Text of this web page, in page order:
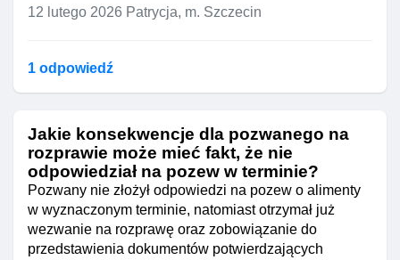
12 lutego 2026 Patrycja, m. Szczecin
1 odpowiedź
Jakie konsekwencje dla pozwanego na
rozprawie może mieć fakt, że nie
odpowiedział na pozew w terminie?
Pozwany nie złożył odpowiedzi na pozew o alimenty
w wyznaczonym terminie, natomiast otrzymał już
wezwanie na rozprawę oraz zobowiązanie do
przedstawienia dokumentów potwierdzających